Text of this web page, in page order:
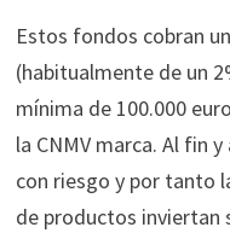
Estos fondos cobran
(habitualmente de un
mínima de 100.000
la CNMV marca. Al fin
con riesgo y por tanto
de productos inviertan